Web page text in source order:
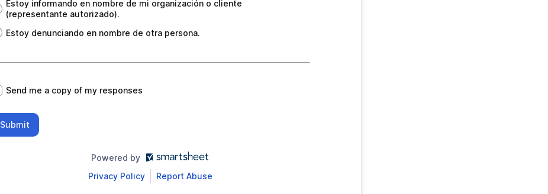
Estoy informando en nombre de mi organización o cliente
(representante autorizado).
Estoy denunciando en nombre de otra persona.
Send me a copy of my responses
Submit
Powered by
Privacy Policy
Report Abuse